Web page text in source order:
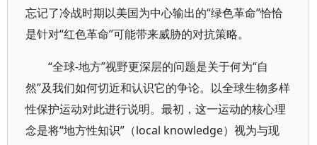
忘记了冷战时期以美国为中心输出的“绿色革命”恰恰
是针对“红色革命”可能带来威胁的对抗策略。
“全球-地方”视野更深层的问题是关于何为“自
然”及我们如何切近和认识它的争论。以全球生物多样
性保护运动对此进行说明。最初，这一运动的核心理
念是将“地方性知识”（local knowledge）视为与现